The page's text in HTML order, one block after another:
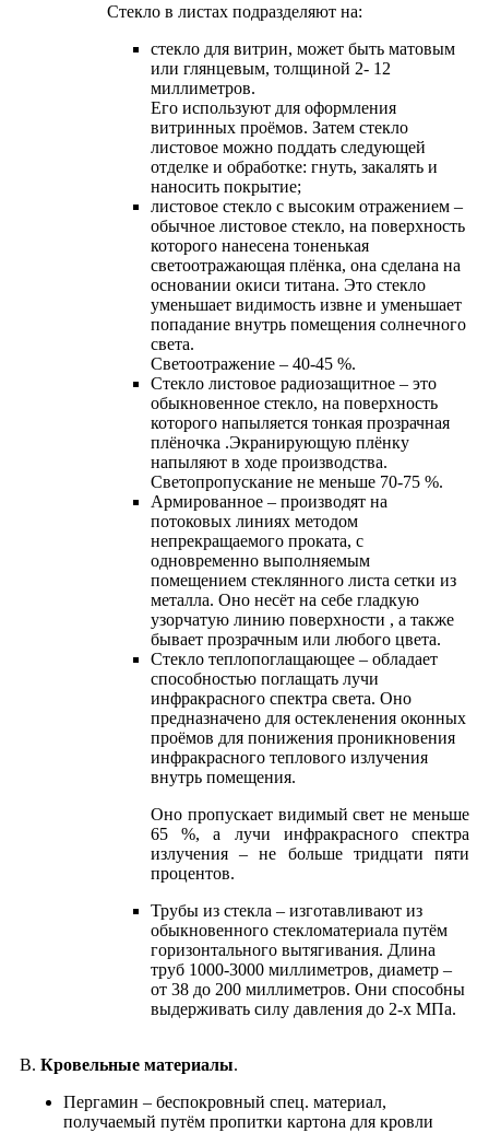
Стекло в листах подразделяют на:
стекло для витрин, может быть матовым
или глянцевым, толщиной 2- 12
миллиметров.
Его используют для оформления
витринных проёмов. Затем стекло
листовое можно поддать следующей
отделке и oбработке: гнуть, закалять и
наносить покрытие;
листовое стекло с высоким отражением –
обычное листовое стекло, на поверхность
которого нанесена тоненькая
светоотражающая плёнка, она сделана на
основании окиси титана. Это стекло
уменьшает видимость извне и уменьшает
попадание внутрь помещения солнечного
света.
Светоотражение – 40-45 %.
Cтекло листовое радиозащитное – это
обыкновенное стекло, на поверхность
которого напыляется тонкая прозрачная
плёночка .Экранирующую плёнку
напыляют в ходе производства.
Светопропускание не меньше 70-75 %.
Армированное – производят на
потоковых линиях методом
непрекращаемого проката, с
одновременно выполняемым
помещением стеклянного листа сетки из
металла. Оно несёт на себе гладкую
узорчатую линию поверхности , а также
бывает прозрачным или любого цвета.
Cтекло теплопоглащающее – обладает
способностью поглащать лучи
инфракрасного спектра света. Оно
предназначено для остекленения оконных
проёмов для понижения проникновения
инфракрасного теплового излучения
внутрь помещения.
Оно пропускает видимый свет не меньше
65 %, а лучи инфракрасного спектра
излучения – не больше тридцати пяти
процентов.
Трубы из стекла – изготавливают из
обыкновенного стекломатериала путём
горизонтального вытягивания. Длина
труб 1000-3000 миллиметров, диаметр –
от 38 до 200 миллиметров. Они способны
выдерживать силу давления до 2-х МПа.
В. Кровельные материалы.
Пергамин – беспокровный спец. материал,
получаемый путём пропитки картона для кровли